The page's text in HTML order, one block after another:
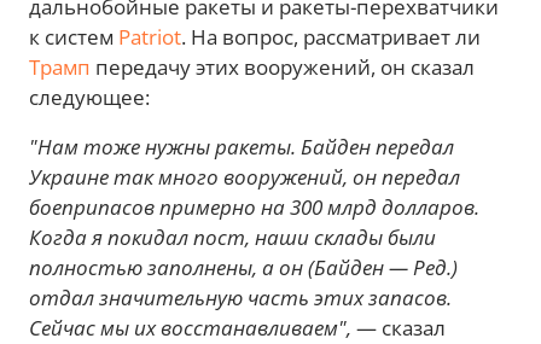
дальнобойные ракеты и ракеты-перехватчики
к систем Patriot. На вопрос, рассматривает ли
Трамп передачу этих вооружений, он сказал
следующее:
"Нам тоже нужны ракеты. Байден передал
Украине так много вооружений, он передал
боеприпасов примерно на 300 млрд долларов.
Когда я покидал пост, наши склады были
полностью заполнены, а он (Байден — Ред.)
отдал значительную часть этих запасов.
Сейчас мы их восстанавливаем", — сказал